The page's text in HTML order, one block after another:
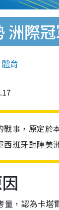
洲際
體育
戰事，原定於
班牙對陣美
量，認為卡塔